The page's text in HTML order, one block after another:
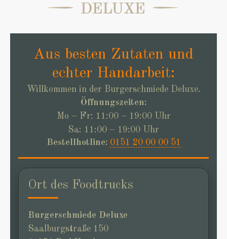
Aus besten Zutaten und
echter Handarbeit:
Willkommen in der Burgerschmiede Deluxe.
Öffnungszeiten:
Mo – Fr: 11:00 – 19:00 Uhr
Sa: 11:00 – 19:00 Uhr
Bestellhotline: 0151 20 00 00 51
Ort des Foodtrucks
Burgerschmiede Deluxe
Saalburgstraße 150